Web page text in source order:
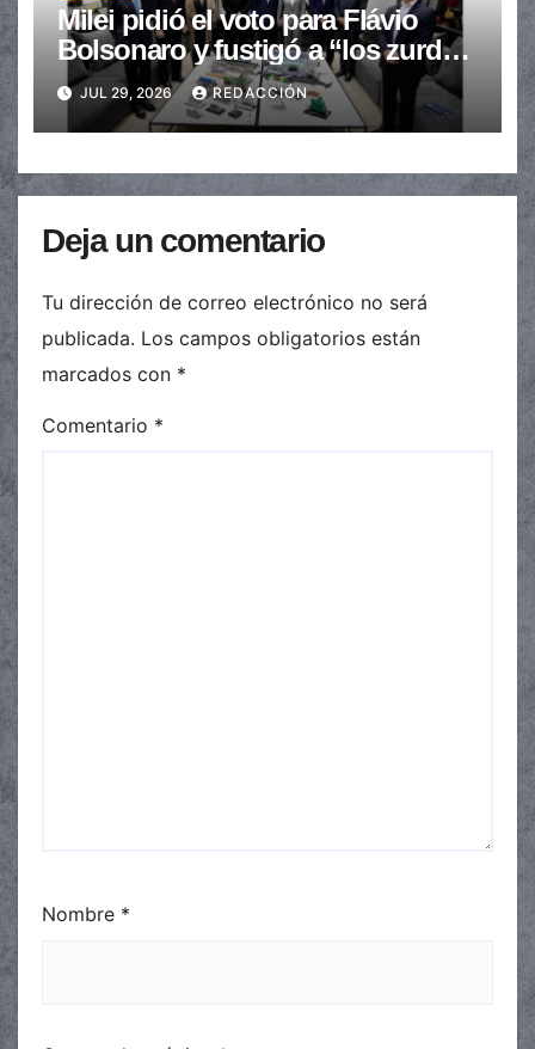
Milei pidió el voto para Flávio
Bolsonaro y fustigó a “los zurdos
de mierda”
JUL 29, 2026 REDACCIÓN
Deja un comentario
Tu dirección de correo electrónico no será
publicada. Los campos obligatorios están
marcados con *
Comentario *
Nombre *